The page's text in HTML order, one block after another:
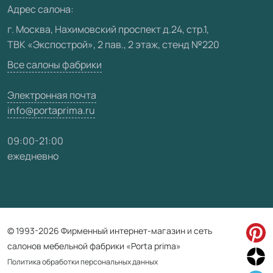
Видео
Карта сайта
Адрес салона:
г. Москва, Нахимовский проспект д.24, стр.1,
ТВК «Экспострой», 2 пав., 2 этаж, стенд №220
Все салоны фабрики
Электронная почта
info@portaprima.ru
09:00-21:00
ежедневно
© 1993-2026 Фирменный интернет-магазин и сеть
салонов мебельной фабрики «Porta prima»
Политика обработки персональных данных